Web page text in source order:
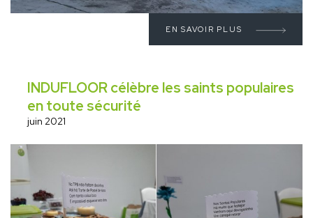
EN SAVOIR PLUS
INDUFLOOR célèbre les saints populaires
en toute sécurité
juin 2021